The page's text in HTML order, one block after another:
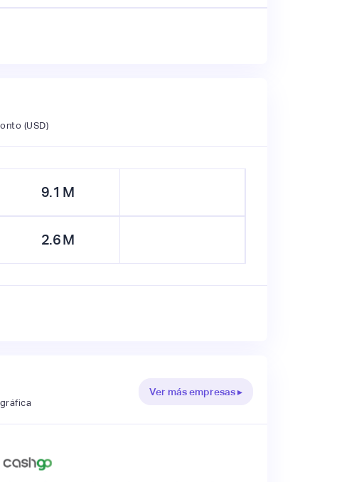
(USD)
9.1 M
2.6M
Ver más empresas ▸